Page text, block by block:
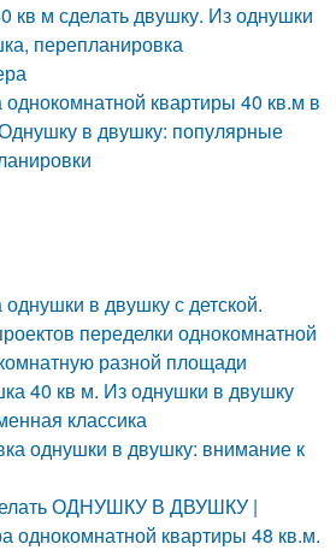
кв м сделать двушку. Из однушки
перепланировка
квартиры 40 кв.м в
в двушку: популярные
в двушку с детской.
переделки однокомнатной
разной площади
40 кв м. Из однушки в двушку
классика
однушки в двушку: внимание к
ОДНУШКУ В ДВУШКУ |
однокомнатной квартиры 48 кв.м.